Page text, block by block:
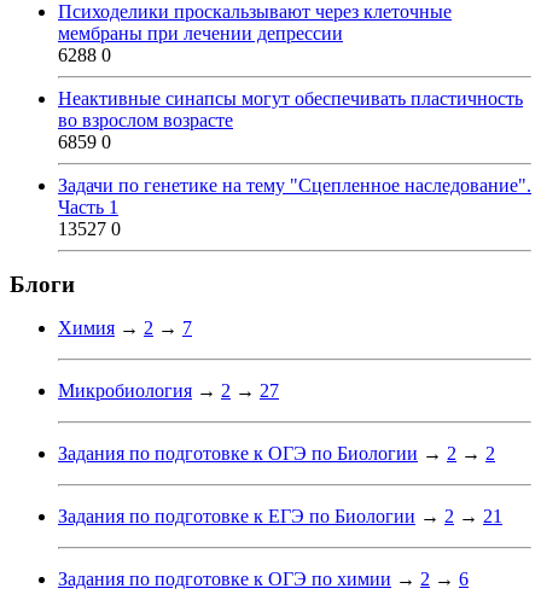
Психоделики проскальзывают через клеточные
мембраны при лечении депрессии
6288 0
Неактивные синапсы могут обеспечивать пластичность
во взрослом возрасте
6859 0
Задачи по генетике на тему "Сцепленное наследование".
Часть 1
13527 0
Блоги
Химия → 2 → 7
Микробиология → 2 → 27
Задания по подготовке к ОГЭ по Биологии → 2 → 2
Задания по подготовке к ЕГЭ по Биологии → 2 → 21
Задания по подготовке к ОГЭ по химии → 2 → 6